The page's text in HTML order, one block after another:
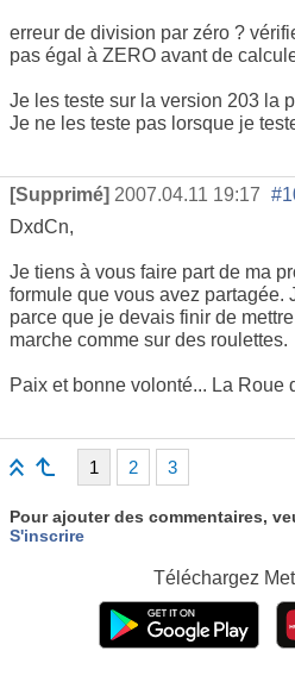
erreur de division par zéro ?
pas égal à ZERO avant de
Je les teste sur la version 203 la
Je ne les teste pas lorsque je
[Supprimé] 2007.04.11 19:17
DxdCn,
Je tiens à vous faire part de ma
formule que vous avez partagée.
parce que je devais finir de
marche comme sur des roulettes.
Paix et bonne volonté... La Roue
1 2 3
Pour ajouter des commentaires,
S'inscrire
Téléchargez